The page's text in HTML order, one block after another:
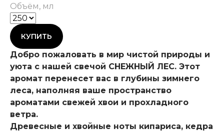
Объём, мл
КУПИТЬ
Добро пожаловать в мир чистой природы и
уюта с нашей свечой СНЕЖНЫЙ ЛЕС. Этот
аромат перенесет вас в глубины зимнего
леса, наполняя ваше пространство
ароматами свежей хвои и прохладного
ветра.
Древесные и хвойные ноты кипариса, кедра